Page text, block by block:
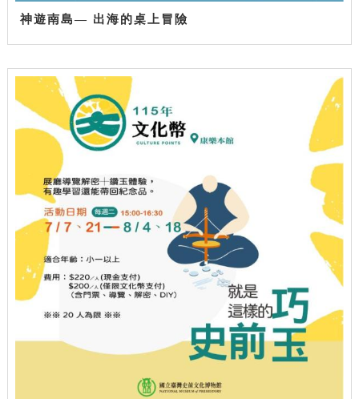
神遊南島— 出海的桌上冒險